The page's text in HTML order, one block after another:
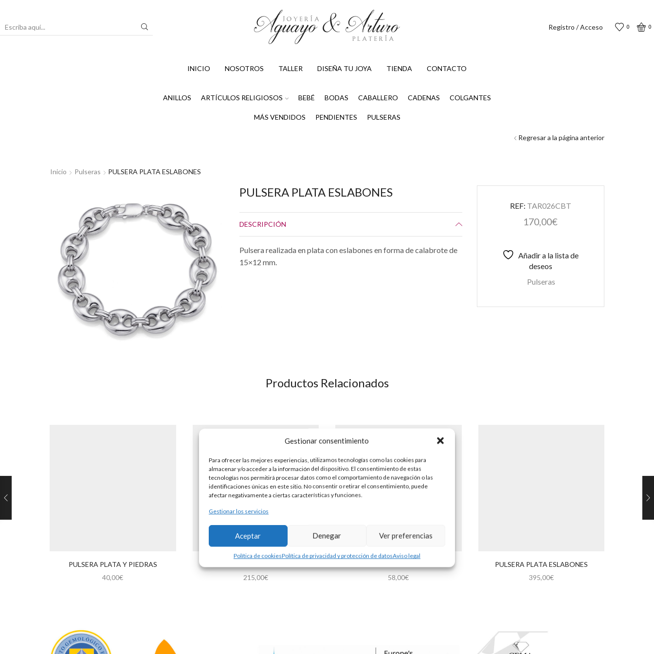
Gestionar consentimiento
Para ofrecer las mejores experiencias, utilizamos tecnologías como las cookies para
almacenar y/o acceder a la información del dispositivo. El consentimiento de estas
tecnologías nos permitirá procesar datos como el comportamiento de navegación o las
identificaciones únicas en este sitio. No consentir o retirar el consentimiento, puede
afectar negativamente a ciertas características y funciones.
Gestionar los servicios
Aceptar Denegar Ver preferencias
Política de cookiesPolítica de privacidad y protección de datosAviso legal
Registro / Acceso 0 0
INICIO NOSOTROS TALLER DISEÑA TU JOYA TIENDA CONTACTO
ANILLOS ARTÍCULOS RELIGIOSOS BEBÉ BODAS CABALLERO CADENAS COLGANTES
MÁS VENDIDOS PENDIENTES PULSERAS
Inicio Pulseras PULSERA PLATA ESLABONES
Regresar a la página anterior
REF: TAR026CBT
170,00€
Añadir a la lista de
deseos
Pulseras
PULSERA PLATA ESLABONES
DESCRIPCIÓN
Pulsera realizada en plata con eslabones en forma de calabrote de
15×12 mm.
Productos Relacionados
PULSERA PLATA Y PIEDRAS
40,00€
215,00€
58,00€
PULSERA PLATA ESLABONES
395,00€